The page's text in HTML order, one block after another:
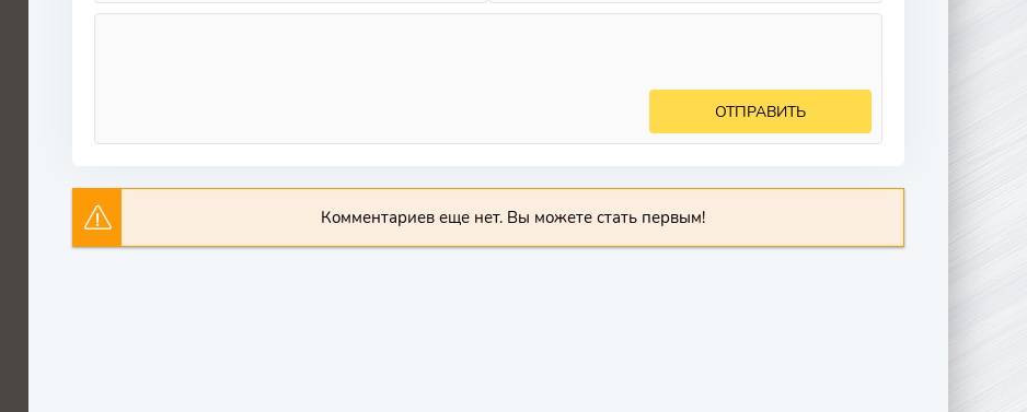
ОТПРАВИТЬ
Комментариев еще нет. Вы можете стать первым!